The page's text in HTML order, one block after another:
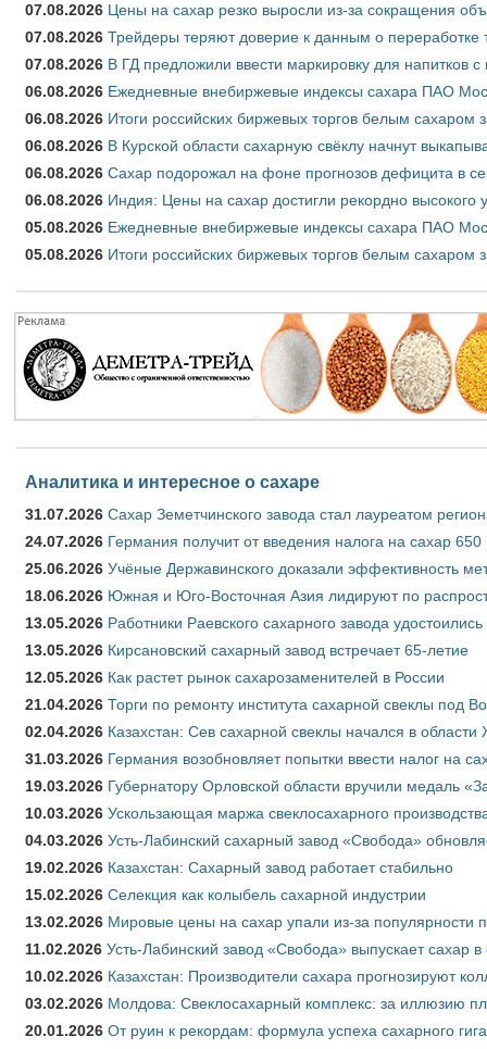
07.08.2026 Цены на сахар резко выросли из-за сокращения
07.08.2026 Трейдеры теряют доверие к данным о переработке
07.08.2026 В ГД предложили ввести маркировку для напитков
06.08.2026 Ежедневные внебиржевые индексы сахара ПАО
06.08.2026 Итоги российских биржевых торгов белым сахаром
06.08.2026 В Курской области сахарную свёклу начнут
06.08.2026 Сахар подорожал на фоне прогнозов дефицита в
06.08.2026 Индия: Цены на сахар достигли рекордно высокого
05.08.2026 Ежедневные внебиржевые индексы сахара ПАО
05.08.2026 Итоги российских биржевых торгов белым сахаром
Аналитика и интересное о сахаре
31.07.2026 Сахар Земетчинского завода стал лауреатом
24.07.2026 Германия получит от введения налога на сахар
25.06.2026 Учёные Державинского доказали эффективность
18.06.2026 Южная и Юго-Восточная Азия лидируют по
13.05.2026 Работники Раевского сахарного завода удостоились
13.05.2026 Кирсановский сахарный завод встречает 65-летие
12.05.2026 Как растет рынок сахарозаменителей в России
21.04.2026 Торги по ремонту института сахарной свеклы под
02.04.2026 Казахстан: Сев сахарной свеклы начался в области
31.03.2026 Германия возобновляет попытки ввести налог на
19.03.2026 Губернатору Орловской области вручили медаль
10.03.2026 Ускользающая маржа свеклосахарного
04.03.2026 Усть-Лабинский сахарный завод «Свобода»
19.02.2026 Казахстан: Сахарный завод работает стабильно
15.02.2026 Селекция как колыбель сахарной индустрии
13.02.2026 Мировые цены на сахар упали из-за популярности
11.02.2026 Усть-Лабинский завод «Свобода» выпускает сахар в
10.02.2026 Казахстан: Производители сахара прогнозируют
03.02.2026 Молдова: Свеклосахарный комплекс: за иллюзию
20.01.2026 От руин к рекордам: формула успеха сахарного